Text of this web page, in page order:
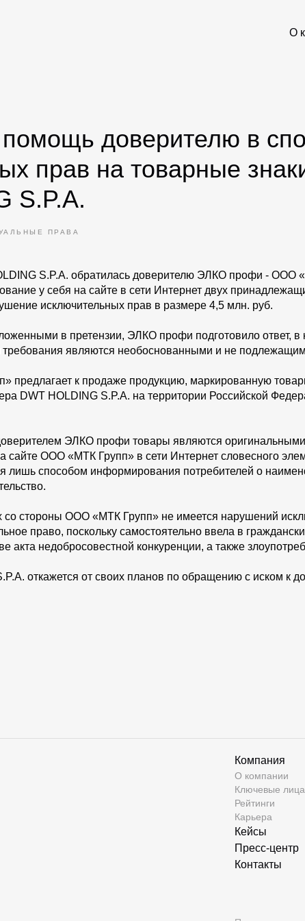
О
доверителю в
прав на товарные
S.P.A.
ПРАВА
S.P.A. обратилась доверителю ЭЛКО профи - ООО
у себя на сайте в сети Интернет двух
исключительных прав в размере 4,5 млн. руб.
в претензии, ЭЛКО профи подготовило ответ, в
являются необоснованными и не
предлагает к продаже продукцию, маркированную
DWT HOLDING S.P.A. на территории Российской
ЭЛКО профи товары являются оригинальными
сайте ООО «МТК Групп» в сети Интернет словесного
лишь способом информирования потребителей о
со стороны ООО «МТК Групп» не имеется нарушений
право, поскольку самостоятельно ввела в
акта недобросовестной конкуренции, а также
откажется от своих планов по обращению с иском к
Компания
О компании
Ключевые лица
Рейтинги
Карьера
Кейсы
Пресс-центр
Контакты